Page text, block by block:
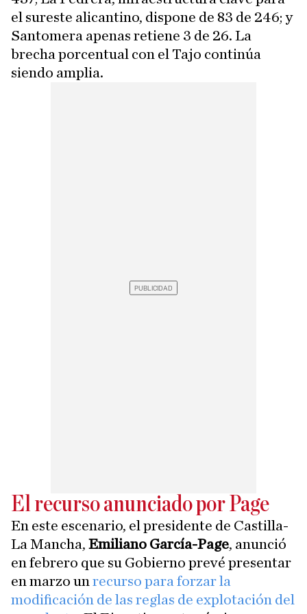
el sureste alicantino, dispone de 83 de 246; y
Santomera apenas retiene 3 de 26. La
brecha porcentual con el Tajo continúa
siendo amplia.
El recurso anunciado por Page
En este escenario, el presidente de Castilla-
La Mancha, Emiliano García-Page, anunció
en febrero que su Gobierno prevé presentar
en marzo un recurso para forzar la
modificación de las reglas de explotación del